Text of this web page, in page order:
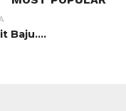
Baju….